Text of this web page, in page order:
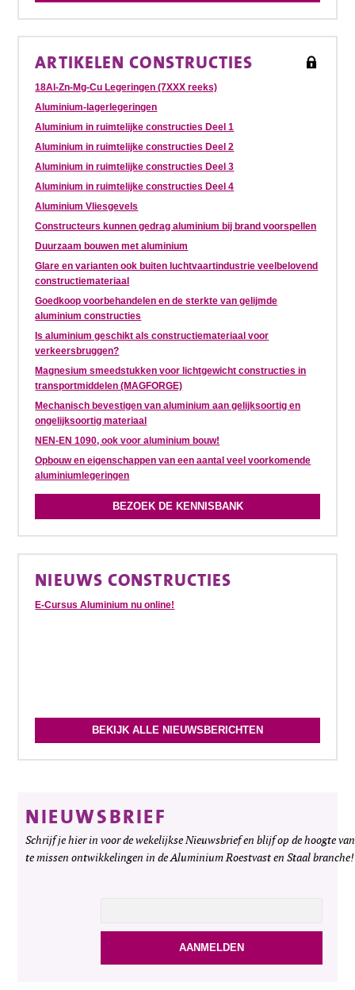
ARTIKELEN CONSTRUCTIES
18Al-Zn-Mg-Cu Legeringen (7XXX reeks)
Aluminium-lagerlegeringen
Aluminium in ruimtelijke constructies Deel 1
Aluminium in ruimtelijke constructies Deel 2
Aluminium in ruimtelijke constructies Deel 3
Aluminium in ruimtelijke constructies Deel 4
Aluminium Vliesgevels
Constructeurs kunnen gedrag aluminium bij brand voorspellen
Duurzaam bouwen met aluminium
Glare en varianten ook buiten luchtvaartindustrie veelbelovend
constructiemateriaal
Goedkoop voorbehandelen en de sterkte van gelijmde
aluminium constructies
Is aluminium geschikt als constructiemateriaal voor
verkeersbruggen?
Magnesium smeedstukken voor lichtgewicht constructies in
transportmiddelen (MAGFORGE)
Mechanisch bevestigen van aluminium aan gelijksoortig en
ongelijksoortig materiaal
NEN-EN 1090, ook voor aluminium bouw!
Opbouw en eigenschappen van een aantal veel voorkomende
aluminiumlegeringen
BEZOEK DE KENNISBANK
NIEUWS CONSTRUCTIES
E-Cursus Aluminium nu online!
BEKIJK ALLE NIEUWSBERICHTEN
NIEUWSBRIEF
Schrijf je hier in voor de wekelijkse Nieuwsbrief en blijf op de hoogte
te missen ontwikkelingen in de Aluminium Roestvast en Staal branche!